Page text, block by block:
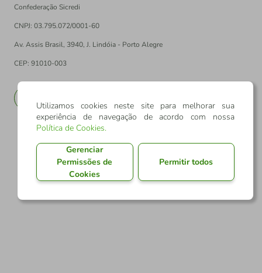
Confederação Sicredi
CNPJ: 03.795.072/0001-60
Av. Assis Brasil, 3940, J. Lindóia - Porto Alegre
CEP: 91010-003
Utilizamos cookies neste site para melhorar sua
experiência de navegação de acordo com nossa
Política de Cookies.
Gerenciar
Permissões de
Cookies
Permitir todos